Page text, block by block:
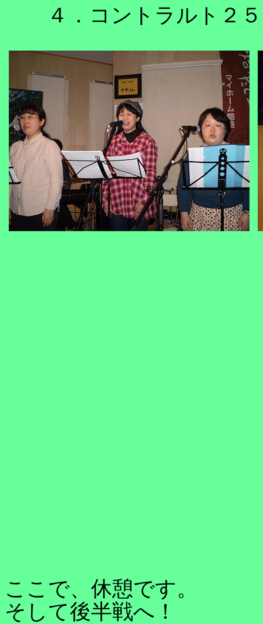
４．コントラルト２５
ここで、休憩です。
そして後半戦へ！